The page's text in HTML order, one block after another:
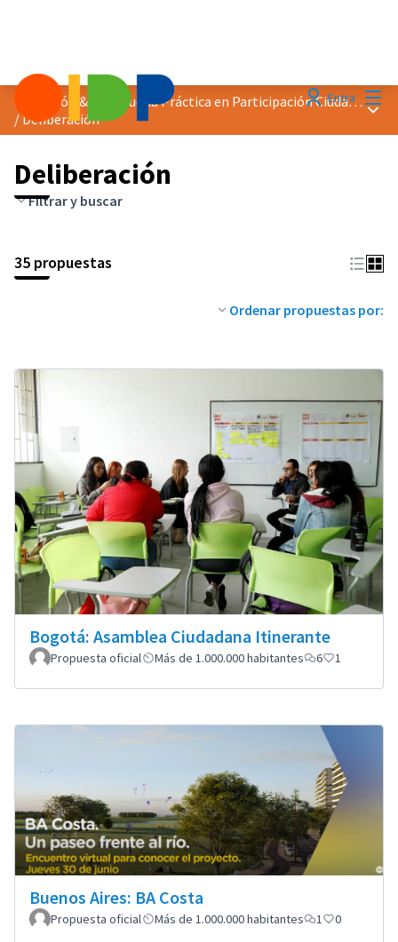
EntraDistinción &quot;Buena Práctica en Participación Ciudadana&quot; 2023
/Deliberación
Deliberación
Filtrar y buscar
35 propuestas
Ordenar propuestas por:
Bogotá: Asamblea Ciudadana Itinerante
Propuesta oficial Más de 1.000.000 habitantes 6 1
Buenos Aires: BA Costa
Propuesta oficial Más de 1.000.000 habitantes 1 0